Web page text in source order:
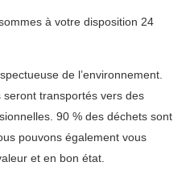
à votre disposition 24
de l’environnement.
seront transportés vers des
90 % des déchets sont
pouvons également vous
et en bon état.